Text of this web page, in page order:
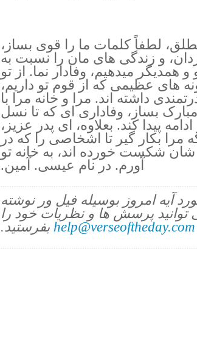
لطفاً کلمات ما را قوی بساز،
و زندگی های مان را نسبت به
و همدیگر میدهیم، وفادار نما. از تو
های عظیمی که از قوم تو داریم،
داشته اند. مرا و خانه مرا با
بساز، وفاداری ای که تا نسل
پیدا کند. بعلاوه، ای پدر عزیز،
بکار گیر تا اشخاصی را که در
شکست خورده اند، به خانه تو
آورم. در نام عیسی. آمین.
آیه امروز بوسیله فیل ور نوشته
پرسش ها و نظریات خود را
help@verseoftheday.com بفرستید.